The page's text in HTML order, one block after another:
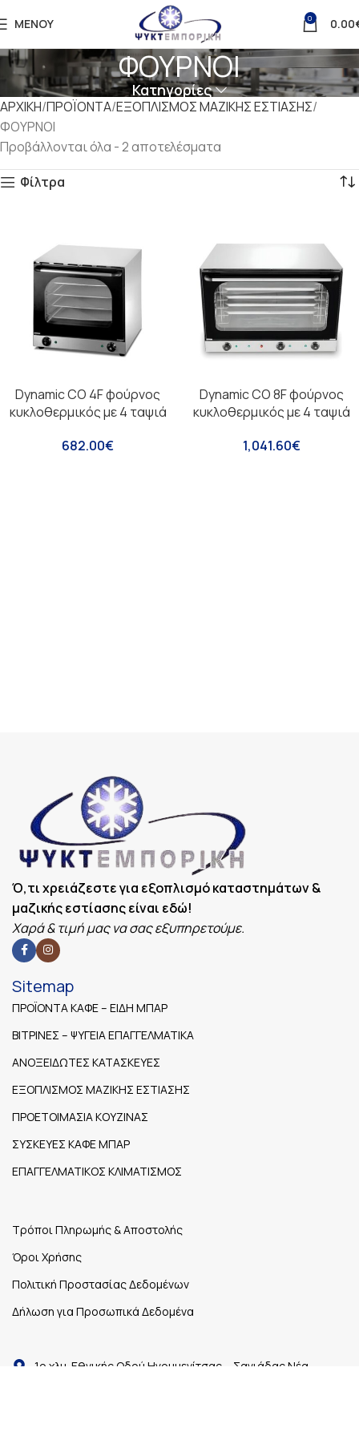
ΜΕΝΟΎ 0 0.00
ΦΟΥΡΝΟΙ
Κατηγορίες
ΑΡΧΙΚΗ ΠΡΟΪΟΝΤΑ ΕΞΟΠΛΙΣΜΟΣ ΜΑΖΙΚΗΣ ΕΣΤΙΑΣΗΣ
ΦΟΥΡΝΟΙ
Προβάλλονται όλα - 2 αποτελέσματα
Φίλτρα
Dynamic CO 4F φούρνος
κυκλοθερμικός με 4 ταψιά
682.00€
Dynamic CO 8F φούρνος
κυκλοθερμικός με 4 ταψιά
1,041.60€
Ό,τι χρειάζεστε για εξοπλισμό καταστημάτων &
μαζικής εστίασης είναι εδώ!
Χαρά & τιμή μας να σας εξυπηρετούμε.
Sitemap
ΠΡΟΪΟΝΤΑ ΚΑΦΕ – ΕΙΔΗ ΜΠΑΡ
ΒΙΤΡΙΝΕΣ – ΨΥΓΕΙΑ ΕΠΑΓΓΕΛΜΑΤΙΚΑ
ΑΝΟΞΕΙΔΩΤΕΣ ΚΑΤΑΣΚΕΥΕΣ
ΕΞΟΠΛΙΣΜΟΣ ΜΑΖΙΚΗΣ ΕΣΤΙΑΣΗΣ
ΠΡΟΕΤΟΙΜΑΣΙΑ ΚΟΥΖΙΝΑΣ
ΣΥΣΚΕΥΕΣ ΚΑΦΕ ΜΠΑΡ
ΕΠΑΓΓΕΛΜΑΤΙΚΟΣ ΚΛΙΜΑΤΙΣΜΟΣ
Τρόποι Πληρωμής & Αποστολής
Όροι Χρήσης
Πολιτική Προστασίας Δεδομένων
Δήλωση για Προσωπικά Δεδομένα
1ο χλμ. Εθνικής Οδού Ηγουμενίτσας – Σαγιάδας Νέα